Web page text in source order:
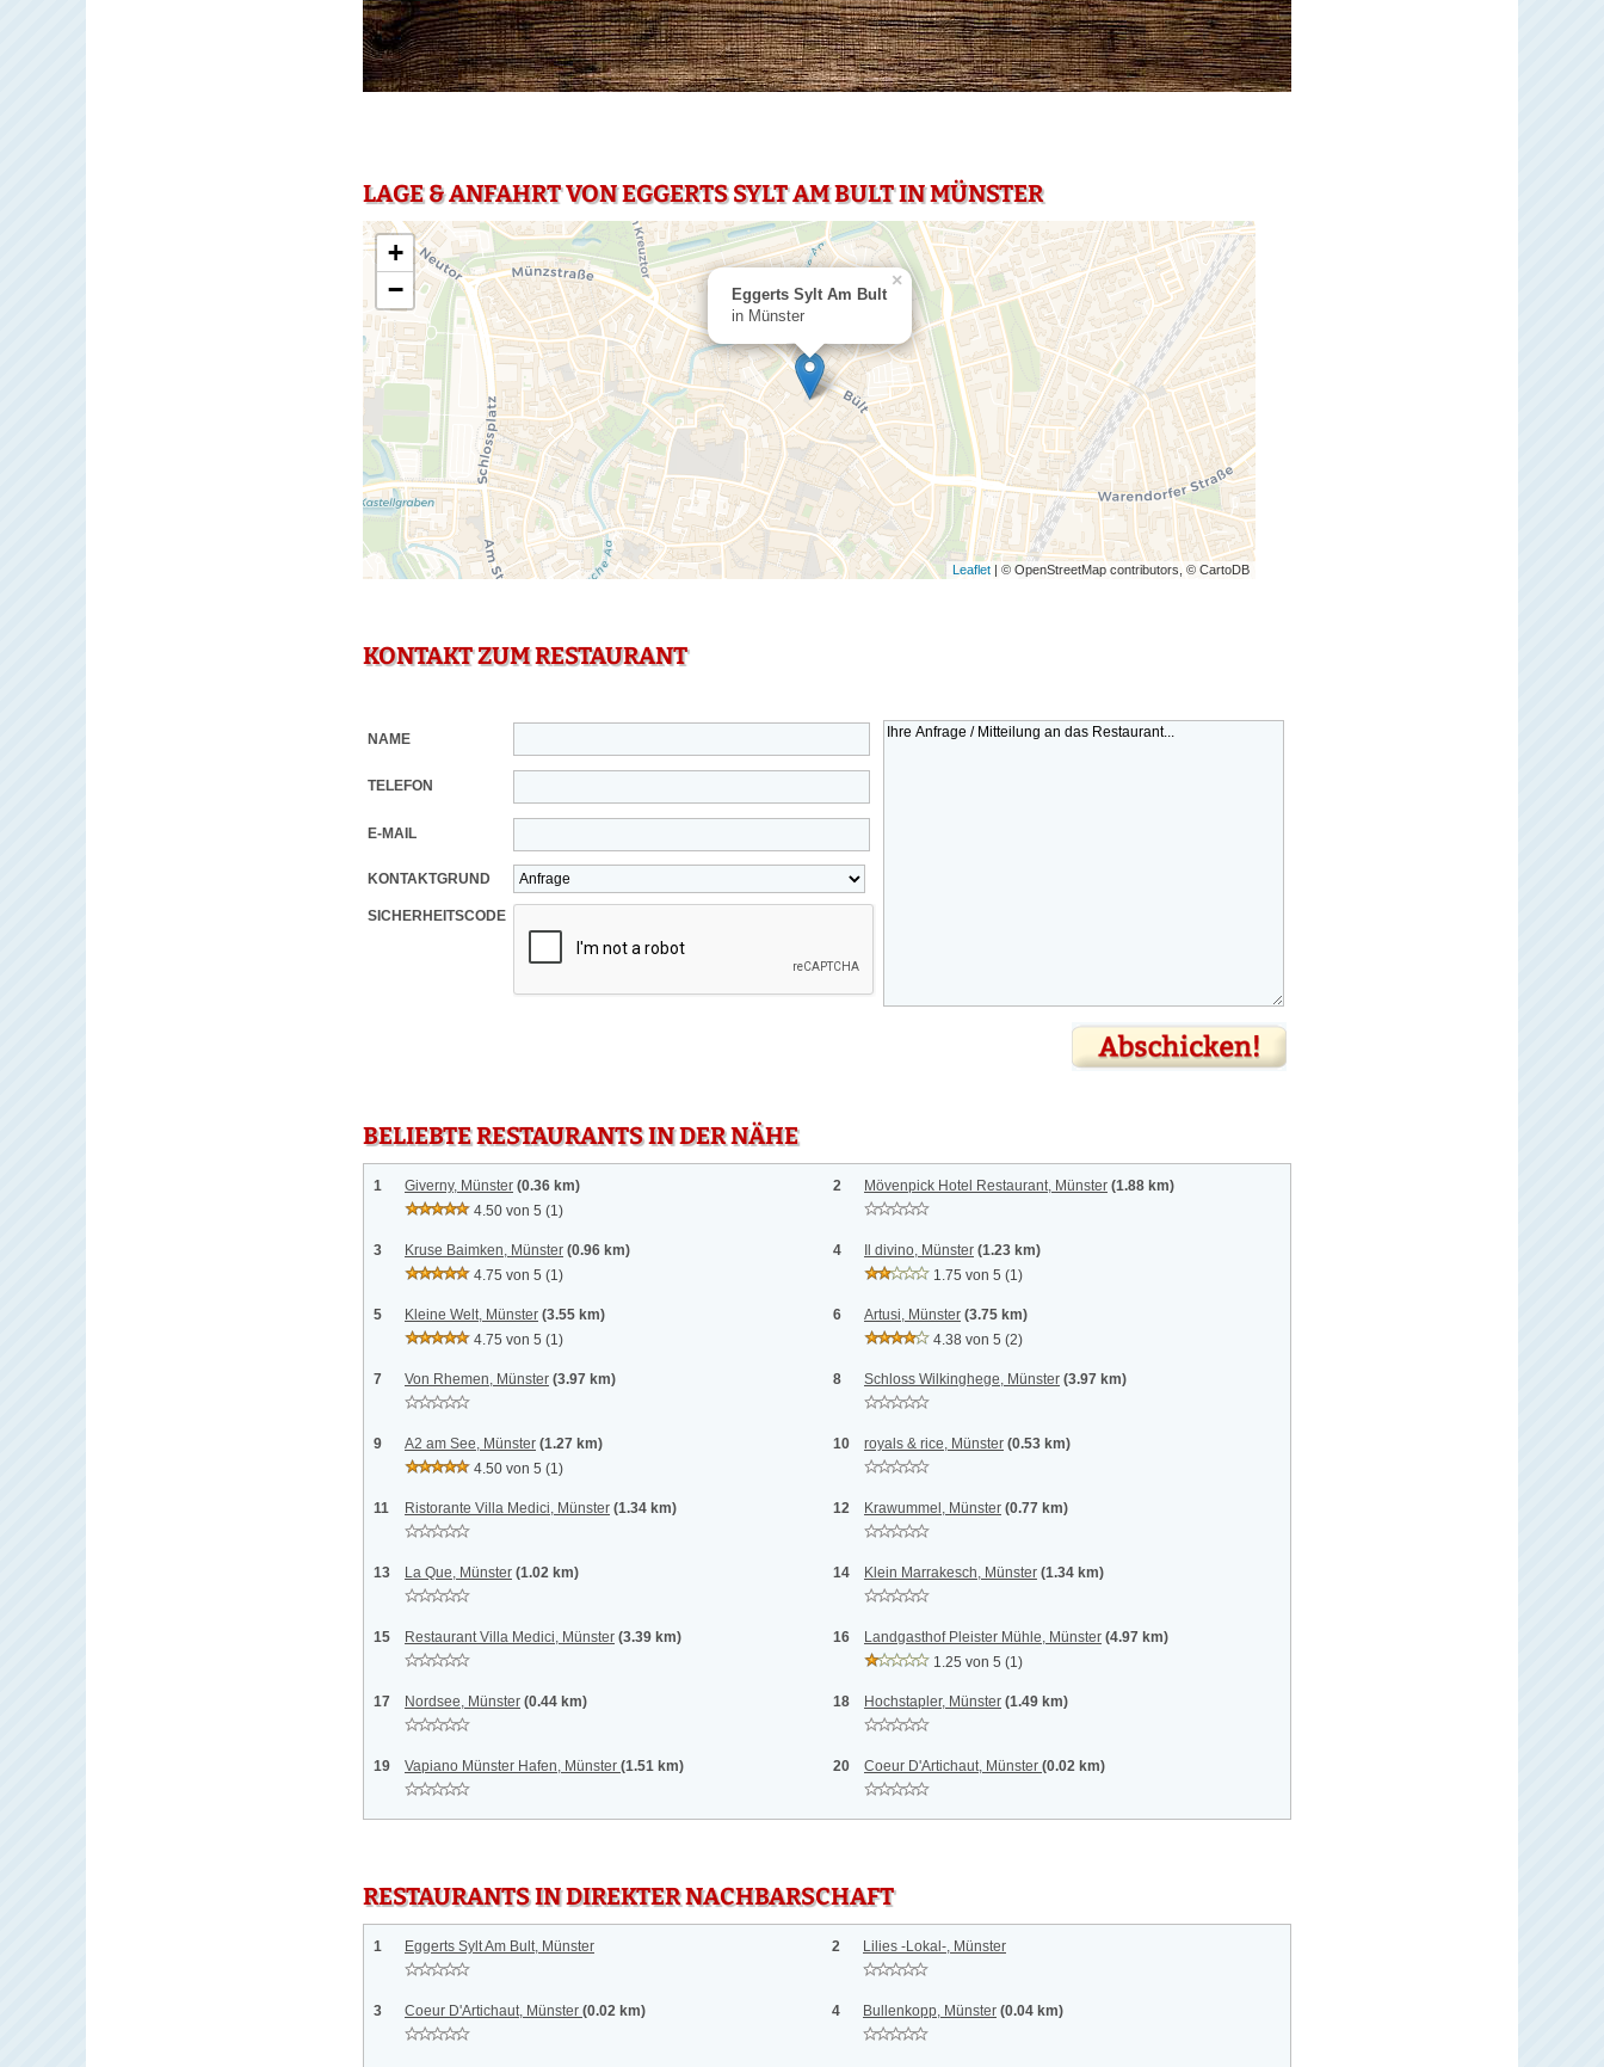
LAGE & ANFAHRT VON EGGERTS SYLT AM BULT IN MÜNSTER
Eggerts Sylt Am Bult
in Münster
×
+
−
Leaflet | © OpenStreetMap contributors, © CartoDB
KONTAKT ZUM RESTAURANT
NAME
TELEFON
E-MAIL
KONTAKTGRUND
SICHERHEITSCODE
BELIEBTE RESTAURANTS IN DER NÄHE
1 Giverny, Münster (0.36 km)
4.50 von 5 (1)
2 Mövenpick Hotel Restaurant, Münster (1.88 km)
3 Kruse Baimken, Münster (0.96 km)
4.75 von 5 (1)
4 Il divino, Münster (1.23 km)
1.75 von 5 (1)
5 Kleine Welt, Münster (3.55 km)
4.75 von 5 (1)
6 Artusi, Münster (3.75 km)
4.38 von 5 (2)
7 Von Rhemen, Münster (3.97 km) 8 Schloss Wilkinghege, Münster (3.97 km)
9 A2 am See, Münster (1.27 km)
4.50 von 5 (1)
10 royals & rice, Münster (0.53 km)
11 Ristorante Villa Medici, Münster (1.34 km) 12 Krawummel, Münster (0.77 km)
13 La Que, Münster (1.02 km) 14 Klein Marrakesch, Münster (1.34 km)
15 Restaurant Villa Medici, Münster (3.39 km) 16 Landgasthof Pleister Mühle, Münster (4.97 km)
1.25 von 5 (1)
17 Nordsee, Münster (0.44 km) 18 Hochstapler, Münster (1.49 km)
19 Vapiano Münster Hafen, Münster (1.51 km) 20 Coeur D'Artichaut, Münster (0.02 km)
RESTAURANTS IN DIREKTER NACHBARSCHAFT
1 Eggerts Sylt Am Bult, Münster 2 Lilies -Lokal-, Münster
3 Coeur D'Artichaut, Münster (0.02 km) 4 Bullenkopp, Münster (0.04 km)